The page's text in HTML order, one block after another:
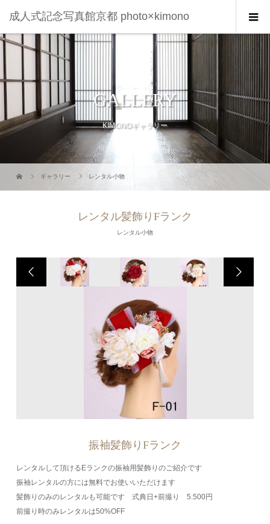
成人式記念写真館京都 photo×kimono
GALLERY
KIMONOギャラリー
ギャラリー レンタル小物
レンタル髪飾りFランク
レンタル小物
振袖髪飾りFランク
レンタルして頂けるEランクの振袖用髪飾りのご紹介です
振袖レンタルの方には無料でお使いいただけます
髪飾りのみのレンタルも可能です 式典日+前撮り 5.500円
前撮り時のみレンタルは50%OFF